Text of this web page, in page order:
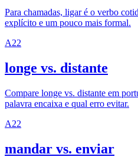
Para chamadas, ligar é o verbo
explícito e um pouco mais formal.
A22
longe vs. distante
Compare longe vs. distante em
palavra encaixa e qual erro evitar.
A22
mandar vs. enviar